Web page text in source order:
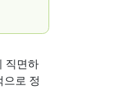
직면하
으로 정